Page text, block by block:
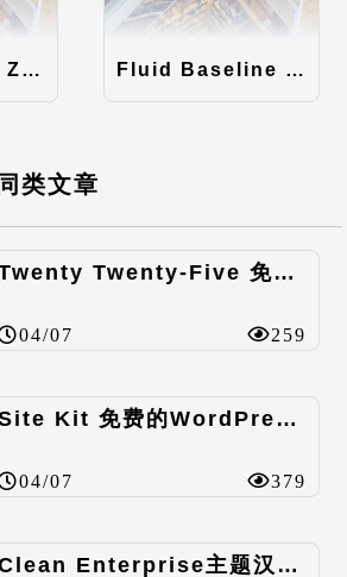
Undistracted Zen主题汉化包 Fluid Baseline Grid主题汉化包
同类文章
Twenty Twenty-Five 免费的WordPress内容主题
04/07 259
Site Kit 免费的WordPress数据统计插件
04/07 379
Clean Enterprise主题汉化包